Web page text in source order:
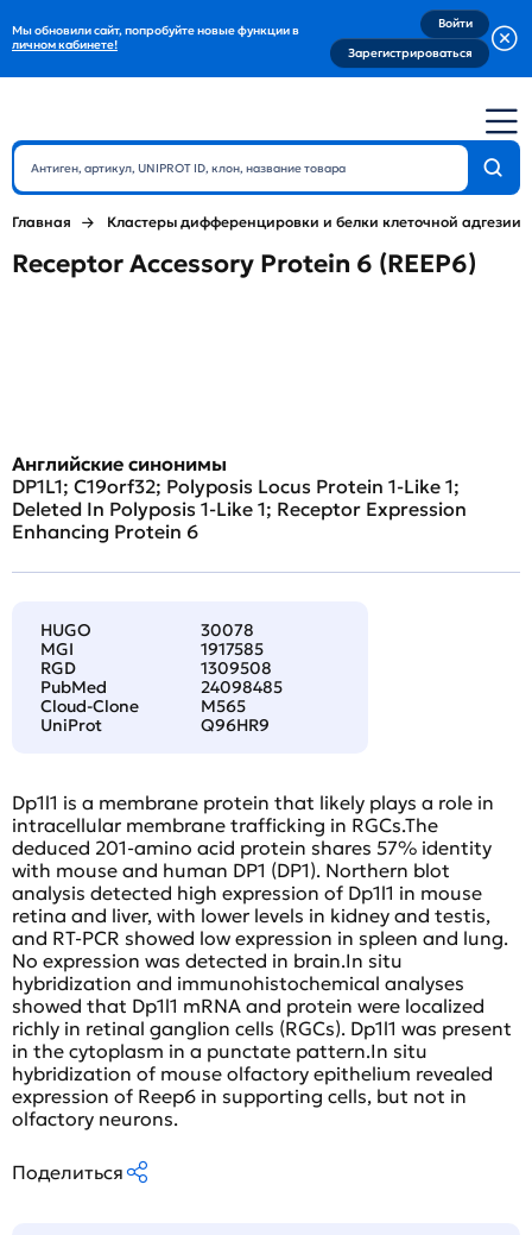
Мы обновили сайт, попробуйте новые функции в
личном кабинете!
Войти
Зарегистрироваться
Главная Кластеры дифференцировки и белки клеточной адгезии
Receptor Accessory Protein 6 (REEP6)
Английские синонимы
DP1L1; C19orf32; Polyposis Locus Protein 1-Like 1;
Deleted In Polyposis 1-Like 1; Receptor Expression
Enhancing Protein 6
HUGO
30078
MGI
1917585
RGD
1309508
PubMed
24098485
Cloud-Clone
M565
UniProt
Q96HR9
Dp1l1 is a membrane protein that likely plays a role in
intracellular membrane trafficking in RGCs.The
deduced 201-amino acid protein shares 57% identity
with mouse and human DP1 (DP1). Northern blot
analysis detected high expression of Dp1l1 in mouse
retina and liver, with lower levels in kidney and testis,
and RT-PCR showed low expression in spleen and lung.
No expression was detected in brain.In situ
hybridization and immunohistochemical analyses
showed that Dp1l1 mRNA and protein were localized
richly in retinal ganglion cells (RGCs). Dp1l1 was present
in the cytoplasm in a punctate pattern.In situ
hybridization of mouse olfactory epithelium revealed
expression of Reep6 in supporting cells, but not in
olfactory neurons.
Поделиться